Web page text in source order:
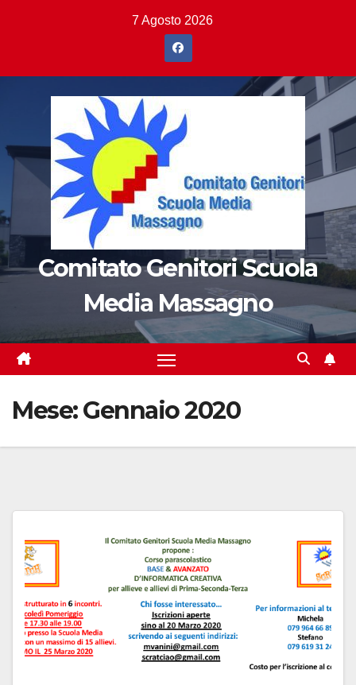
7 Agosto 2026
Comitato Genitori Scuola
Media Massagno
Mese:Gennaio 2020